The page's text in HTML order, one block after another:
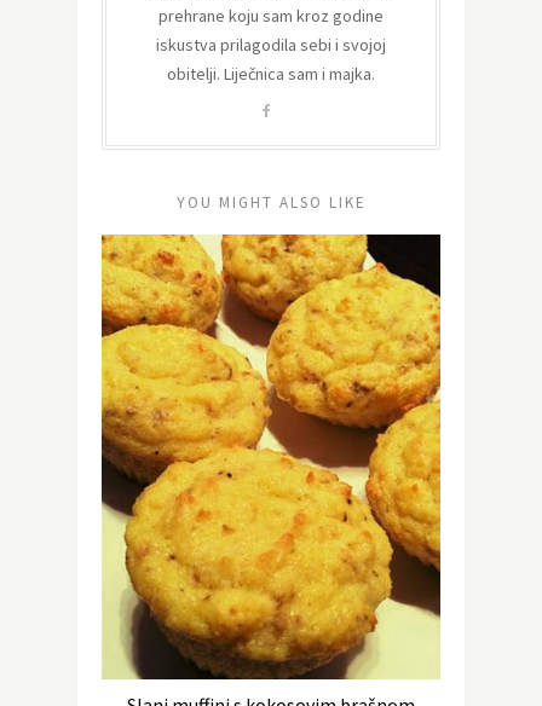
prehrane koju sam kroz godine
iskustva prilagodila sebi i svojoj
obitelji. Liječnica sam i majka.
YOU MIGHT ALSO LIKE